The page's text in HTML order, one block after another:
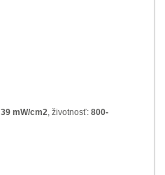
39 mW/cm2, životnosť: 800-